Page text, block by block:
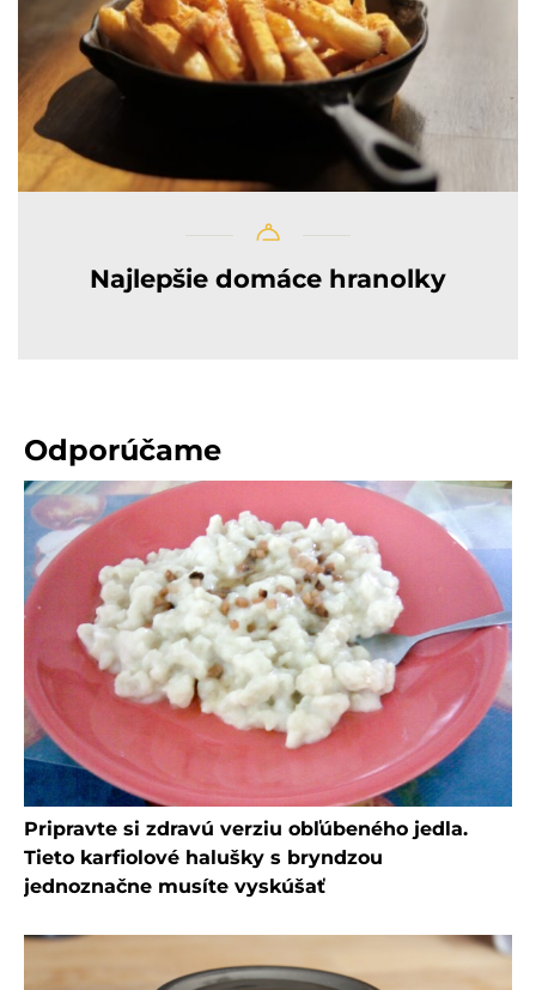
Najlepšie domáce hranolky
Odporúčame
Pripravte si zdravú verziu obľúbeného jedla.
Tieto karfiolové halušky s bryndzou
jednoznačne musíte vyskúšať